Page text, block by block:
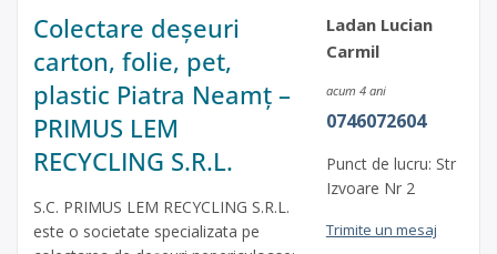
Colectare deșeuri
carton, folie, pet,
plastic Piatra Neamț –
PRIMUS LEM
RECYCLING S.R.L.
S.C. PRIMUS LEM RECYCLING S.R.L.
este o societate specializata pe
Ladan Lucian
Carmil
acum 4 ani
0746072604
Punct de lucru: Str
Izvoare Nr 2
Trimite un mesaj